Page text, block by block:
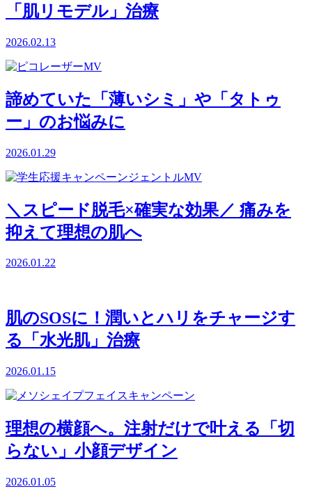
「肌リモデル」治療
2026.02.13
諦めていた「薄いシミ」や「タトゥ
ー」のお悩みに
2026.01.29
＼スピード脱毛×確実な効果／ 痛みを
抑えて理想の肌へ
2026.01.22
肌のSOSに！潤いとハリをチャージす
る「水光肌」治療
2026.01.15
理想の横顔へ。注射だけで叶える「切
らない」小顔デザイン
2026.01.05